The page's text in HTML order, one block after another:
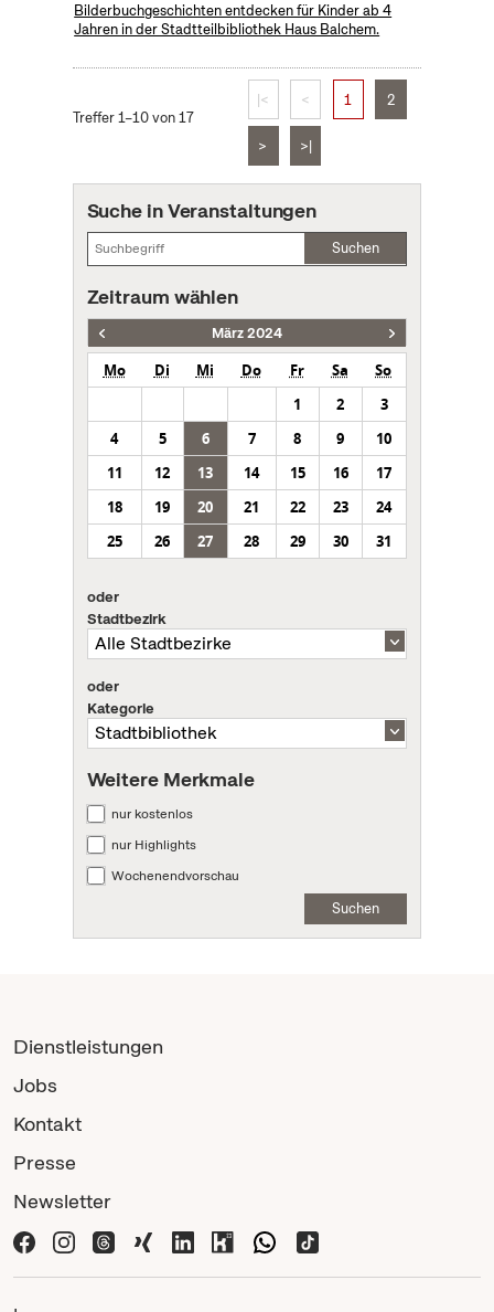
Bilderbuchgeschichten entdecken für Kinder ab 4
Jahren in der Stadtteilbibliothek Haus Balchem.
Treffer 1–10 von 17
|< < 1 2
> >|
Suche in Veranstaltungen
Suchen
Zeitraum wählen
März 2024
Mo Di Mi Do Fr Sa
So
1
2
3
4
5 6 7 8 9
10
11
12 13 14 15 16
17
18
19 20 21 22 23
24
25
26 27 28 29 30 31
oder
Stadtbezirk
oder
Kategorie
Weitere Merkmale
nur kostenlos
nur Highlights
Wochenendvorschau
Suchen
Dienstleistungen
Jobs
Kontakt
Presse
Newsletter